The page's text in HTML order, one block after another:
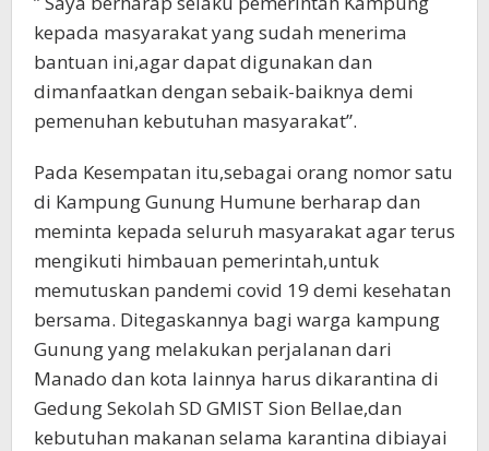
kepada masyarakat yang sudah menerima
bantuan ini,agar dapat digunakan dan
dimanfaatkan dengan sebaik-baiknya demi
pemenuhan kebutuhan masyarakat”.
Pada Kesempatan itu,sebagai orang nomor satu
di Kampung Gunung Humune berharap dan
meminta kepada seluruh masyarakat agar terus
mengikuti himbauan pemerintah,untuk
memutuskan pandemi covid 19 demi kesehatan
bersama. Ditegaskannya bagi warga kampung
Gunung yang melakukan perjalanan dari
Manado dan kota lainnya harus dikarantina di
Gedung Sekolah SD GMIST Sion Bellae,dan
kebutuhan makanan selama karantina dibiayai